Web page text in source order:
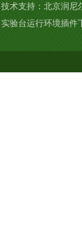
技术支持：北京润尼
实验台运行环境插件